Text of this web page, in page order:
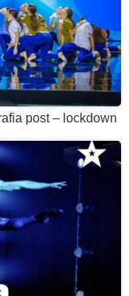
post – lockdown